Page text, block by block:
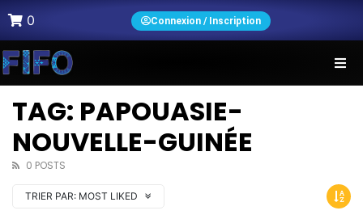
0 Connexion / Inscription
TAG: PAPOUASIE-
NOUVELLE-GUINÉE
0 POSTS
TRIER PAR: MOST LIKED